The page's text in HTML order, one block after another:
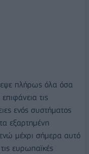
πλήρως όλα όσα
τις
ενός συστήματος
εξαρτημένη
μέχρι σήμερα αυτό
ευρωπαϊκές